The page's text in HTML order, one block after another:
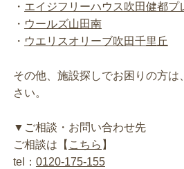
・ エイジフリーハウス吹田健都プ
・ ウールズ山田南
・ ウエリスオリーブ吹田千里丘
その他、施設探しでお困りの方は
さい。
▼ご相談・お問い合わせ先
ご相談は【 こちら 】
tel： 0120-175-155